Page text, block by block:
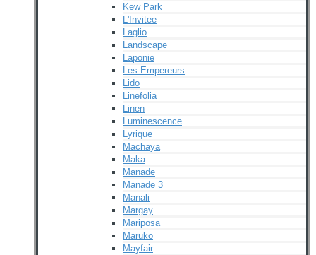
Kew Park
L'Invitee
Laglio
Landscape
Laponie
Les Empereurs
Lido
Linefolia
Linen
Luminescence
Lyrique
Machaya
Maka
Manade
Manade 3
Manali
Margay
Mariposa
Maruko
Mayfair